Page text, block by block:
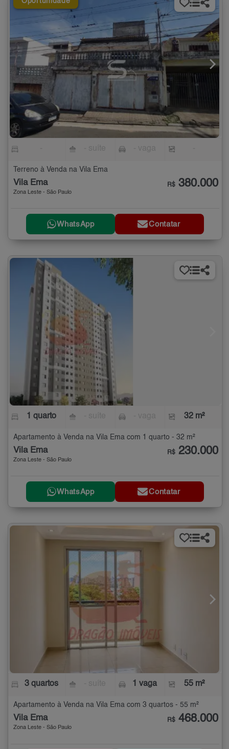
Terreno à Venda na Vila Ema
Vila Ema
Zona Leste - São Paulo
R$ 380.000
WhatsApp Contatar
1 quarto 32 m²
Apartamento à Venda na Vila Ema com 1 quarto - 32 m²
Vila Ema
Zona Leste - São Paulo
R$ 230.000
WhatsApp Contatar
3 quartos 1 vaga 55 m²
Apartamento à Venda na Vila Ema com 3 quartos - 55 m²
Vila Ema
Zona Leste - São Paulo
R$ 468.000